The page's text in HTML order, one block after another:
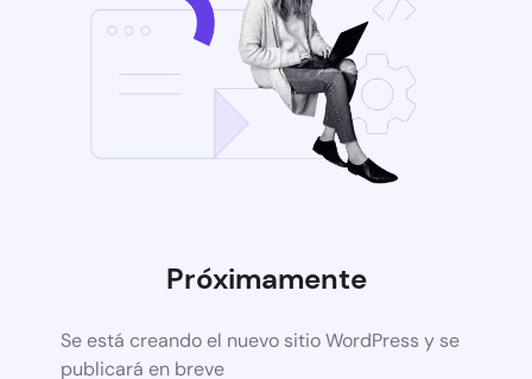
Próximamente
Se está creando el nuevo sitio WordPress y se
publicará en breve